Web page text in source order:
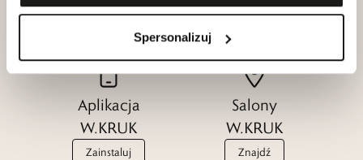
Spersonalizuj
Zobacz
Aplikacja
W.KRUK
Zainstaluj
Salony
W.KRUK
Znajdź